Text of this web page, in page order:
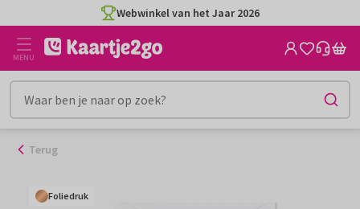
naar
inhoud
Webwinkel van het Jaar 2026
MENU
Terug
Foliedruk
Foliedruk
Foliedruk
Foliedruk
Foliedruk